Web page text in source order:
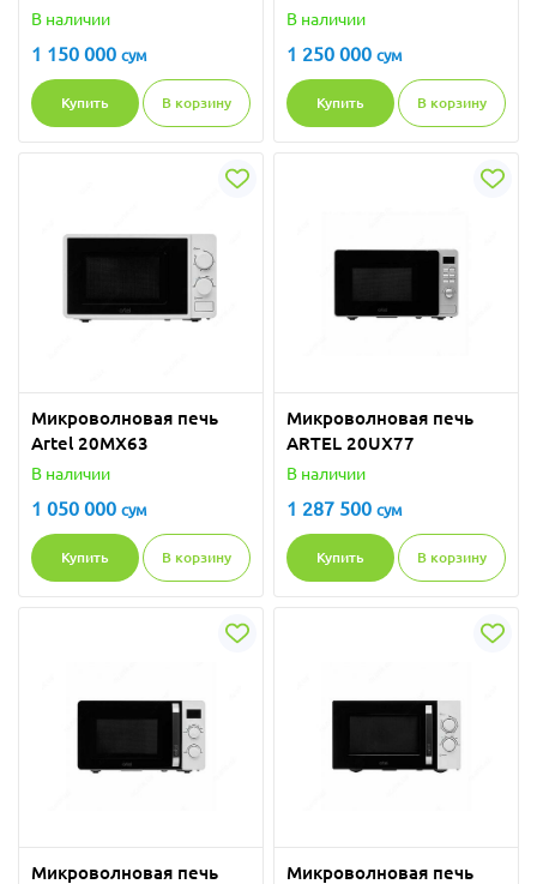
В наличии
1 150 000 сум
Купить В корзину
В наличии
1 250 000 сум
Купить В корзину
Микроволновая печь
Artel 20MX63
В наличии
1 050 000 сум
Купить В корзину
Микроволновая печь
ARTEL 20UX77
В наличии
1 287 500 сум
Купить В корзину
Микроволновая печь
Микроволновая печь